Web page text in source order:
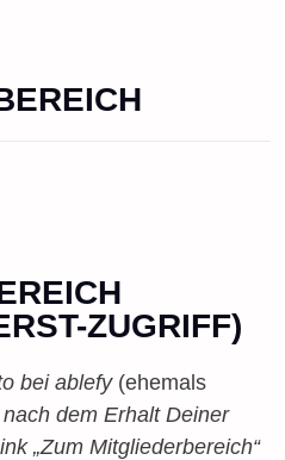
ZUGRIFF)
bei ablefy(ehemals
dem Erhalt Deiner
„Zum Mitgliederbereich“